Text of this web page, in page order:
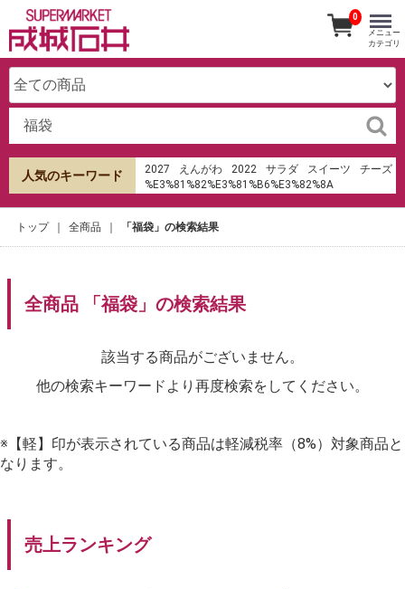
人気のキーワード 2027 えんがわ 2022 サラダ スイーツ
チーズ
%E3%81%82%E3%81%B6%E3%82%8A
ケーキ
成城石井
hu%E1%BB%B7 sms th%E1%BA%BB t%C3%ADn
ローストビーフ
餃子の皮
ラ・メゾン・デュ・ショコラ
0
メニュー
カテゴリ
トップ 全商品 「福袋」の検索結果
全商品 「福袋」の検索結果
該当する商品がございません。
他の検索キーワードより再度検索をしてください。
※【軽】印が表示されている商品は軽減税率（8%）対象商品と
なります。
売上ランキング